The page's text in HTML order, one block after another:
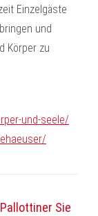
Einzelgäste
und
Körper zu
und-seele/
Sie